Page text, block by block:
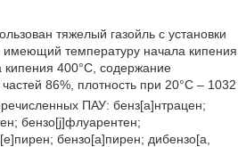
тяжелый газойль с установки
имеющий температуру начала кипения
кипения 400°С, содержание
86%, плотность при 20°С – 1032
ПАУ: бенз[а]нтрацен;
бензо[j]флуарентен;
бензо[а]пирен; дибензо[a,